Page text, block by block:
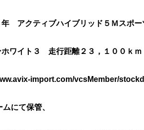
年　アクティブハイブリッド５Ｍスポ
ワイト３　走行距離２３，１００ｋ
import.com/vcsMember/
にて保管、